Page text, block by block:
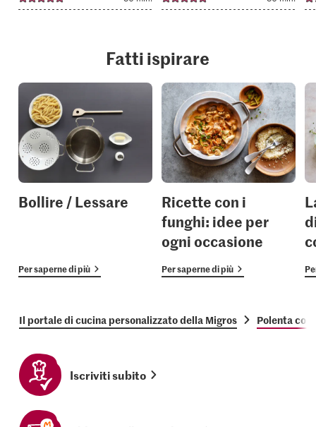
Fatti ispirare
Bollire / Lessare
Per saperne di più
Ricette con i
funghi: idee per
ogni occasione
Per saperne di più
Il portale di cucina personalizzato della Migros Polenta con
Iscriviti subito